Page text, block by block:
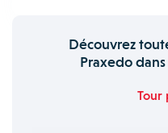
Découvrez
Praxedo
Tour